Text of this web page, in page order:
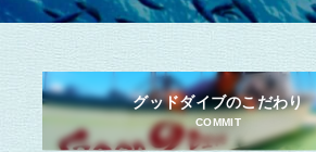
グッドダイブのこだわり
COMMIT